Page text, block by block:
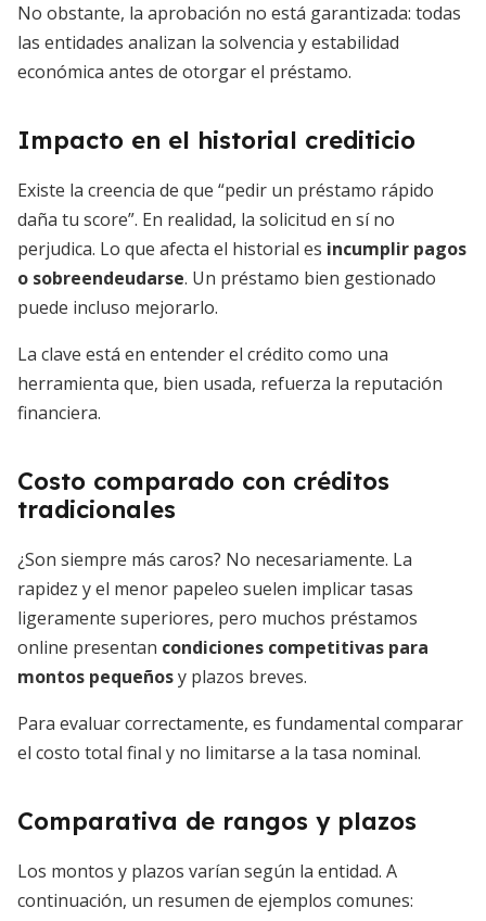
No obstante, la aprobación no está garantizada: todas
las entidades analizan la solvencia y estabilidad
económica antes de otorgar el préstamo.
Impacto en el historial crediticio
Existe la creencia de que “pedir un préstamo rápido
daña tu score”. En realidad, la solicitud en sí no
perjudica. Lo que afecta el historial es incumplir pagos
o sobreendeudarse. Un préstamo bien gestionado
puede incluso mejorarlo.
La clave está en entender el crédito como una
herramienta que, bien usada, refuerza la reputación
financiera.
Costo comparado con créditos
tradicionales
¿Son siempre más caros? No necesariamente. La
rapidez y el menor papeleo suelen implicar tasas
ligeramente superiores, pero muchos préstamos
online presentan condiciones competitivas para
montos pequeñosy plazos breves.
Para evaluar correctamente, es fundamental comparar
el costo total final y no limitarse a la tasa nominal.
Comparativa de rangos y plazos
Los montos y plazos varían según la entidad. A
continuación, un resumen de ejemplos comunes: